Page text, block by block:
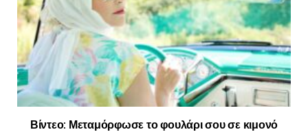
Βίντεο: Μεταμόρφωσε το φουλάρι σου σε κιμονό